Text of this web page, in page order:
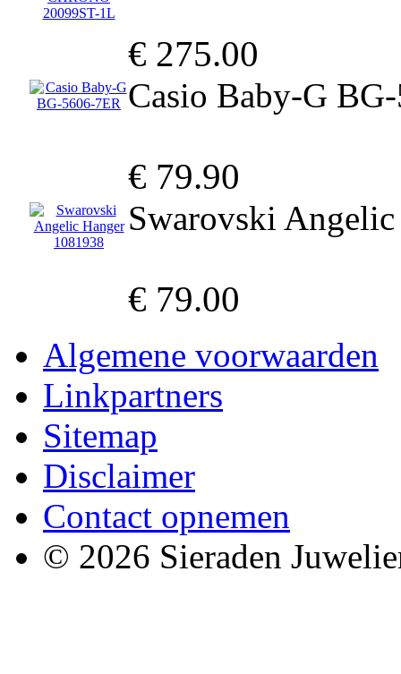
€ 275.00
Casio Baby-G
€ 79.90
Swarovski
€ 79.00
Algemene voorwaarden
Linkpartners
Sitemap
Disclaimer
Contact opnemen
© 2026 Sieraden